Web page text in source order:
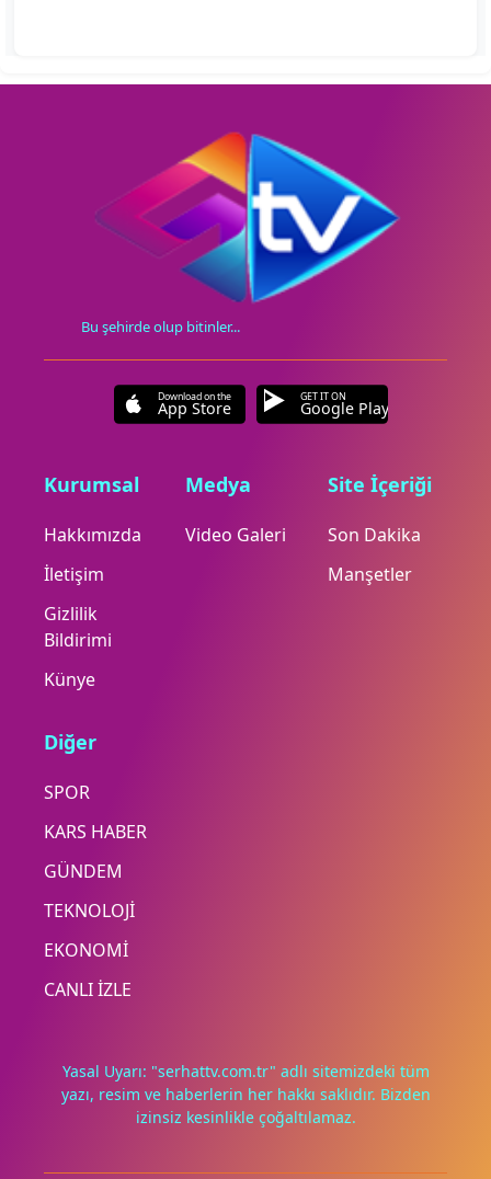
Bu şehirde olup bitinler...
Download on the
App Store
GET IT ON
Google Play
Kurumsal
Hakkımızda
İletişim
Gizlilik
Bildirimi
Künye
Medya
Video Galeri
Site İçeriği
Son Dakika
Manşetler
Diğer
SPOR
KARS HABER
GÜNDEM
TEKNOLOJİ
EKONOMİ
CANLI İZLE
Yasal Uyarı: "serhattv.com.tr" adlı sitemizdeki tüm
yazı, resim ve haberlerin her hakkı saklıdır. Bizden
izinsiz kesinlikle çoğaltılamaz.